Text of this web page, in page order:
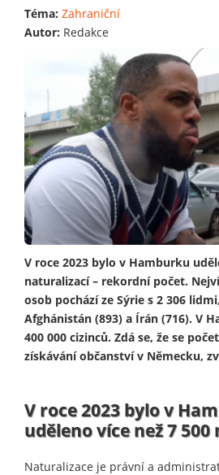
Téma: Zahraniční
Autor: Redakce
V roce 2023 bylo v Hamburku
naturalizací – rekordní počet.
osob pochází ze Sýrie s 2 306
Afghánistán (893) a Írán (716). V
400 000 cizinců. Zdá se, že se
získávání občanství v Německu,
V roce 2023 bylo v
uděleno více než 7
Naturalizace je právní a